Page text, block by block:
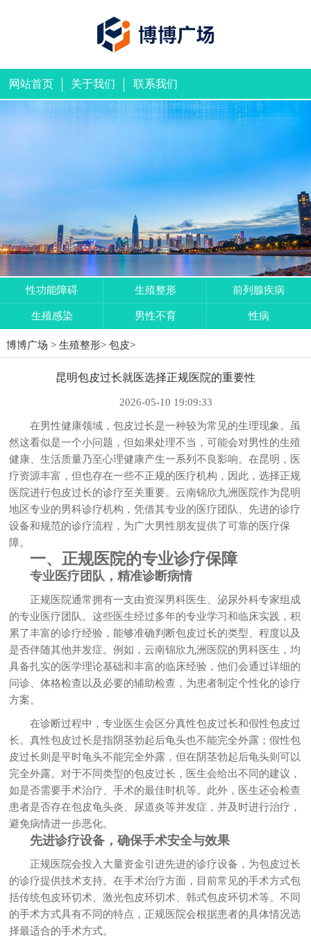
网站首页 关于我们 联系我们
性功能障碍 生殖整形 前列腺疾病
生殖感染 男性不育 性病
博博广场 > 生殖整形> 包皮>
昆明包皮过长就医选择正规医院的重要性
2026-05-10 19:09:33
在男性健康领域，包皮过长是一种较为常见的生理现象。虽
然这看似是一个小问题，但如果处理不当，可能会对男性的生殖
健康、生活质量乃至心理健康产生一系列不良影响。在昆明，医
疗资源丰富，但也存在一些不正规的医疗机构，因此，选择正规
医院进行包皮过长的诊疗至关重要。云南锦欣九洲医院作为昆明
地区专业的男科诊疗机构，凭借其专业的医疗团队、先进的诊疗
设备和规范的诊疗流程，为广大男性朋友提供了可靠的医疗保
障。
一、正规医院的专业诊疗保障
专业医疗团队，精准诊断病情
正规医院通常拥有一支由资深男科医生、泌尿外科专家组成
的专业医疗团队。这些医生经过多年的专业学习和临床实践，积
累了丰富的诊疗经验，能够准确判断包皮过长的类型、程度以及
是否伴随其他并发症。例如，云南锦欣九洲医院的男科医生，均
具备扎实的医学理论基础和丰富的临床经验，他们会通过详细的
问诊、体格检查以及必要的辅助检查，为患者制定个性化的诊疗
方案。
在诊断过程中，专业医生会区分真性包皮过长和假性包皮过
长。真性包皮过长是指阴茎勃起后龟头也不能完全外露；假性包
皮过长则是平时龟头不能完全外露，但在阴茎勃起后龟头则可以
完全外露。对于不同类型的包皮过长，医生会给出不同的建议，
如是否需要手术治疗、手术的最佳时机等。此外，医生还会检查
患者是否存在包皮龟头炎、尿道炎等并发症，并及时进行治疗，
避免病情进一步恶化。
先进诊疗设备，确保手术安全与效果
正规医院会投入大量资金引进先进的诊疗设备，为包皮过长
的诊疗提供技术支持。在手术治疗方面，目前常见的手术方式包
括传统包皮环切术、激光包皮环切术、韩式包皮环切术等。不同
的手术方式具有不同的特点，正规医院会根据患者的具体情况选
择最适合的手术方式。